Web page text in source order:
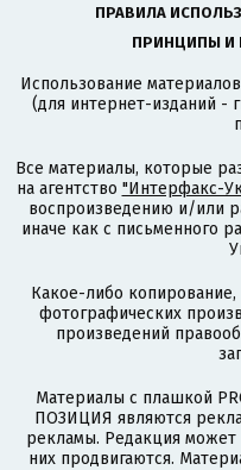
ПРАВИЛА
ПРИНЦИПЫ И
Использование
(для интернет-изданий -
Все материалы, которые
на агентство "Интерфакс-
воспроизведению и/или
иначе как с письменного
Какое-либо
фотографических
произведений
Материалы с плашкой
ПОЗИЦИЯ являются
рекламы. Редакция может
них продвигаются.